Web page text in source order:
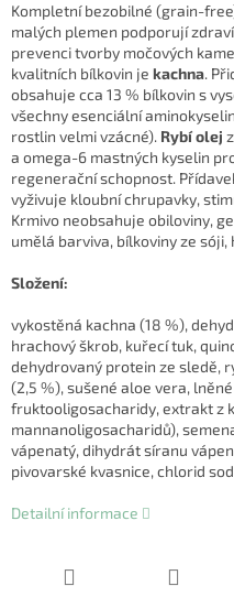
Kompletní bezobilné (grain-
malých plemen podporují
prevenci tvorby močových
kvalitních bílkovin je kachna.
obsahuje cca 13 % bílkovin s
všechny esenciální
rostlin velmi vzácné). Rybí olej
a omega-6 mastných kyselin
regenerační schopnost.
vyživuje kloubní chrupavky,
Krmivo neobsahuje obiloviny,
umělá barviva, bílkoviny ze
Složení:
vykostěná kachna (18 %),
hrachový škrob, kuřecí tuk,
dehydrovaný protein ze sledě,
(2,5 %), sušené aloe vera,
fruktooligosacharidy, extrakt z
mannanoligosacharidů),
vápenatý, dihydrát síranu
pivovarské kvasnice, chlorid
Detailní informace